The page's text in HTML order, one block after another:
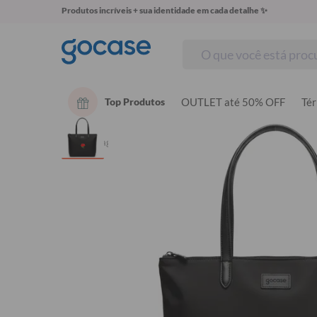
Produtos incríveis + sua identidade em cada detalhe ✨
Top Produtos OUTLET até 50% OFF
Início Bag